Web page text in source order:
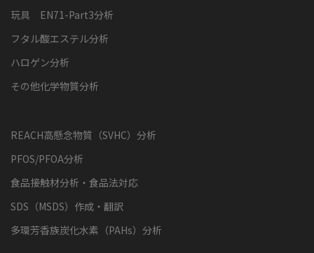
玩具 EN71-Part3分析
フタル酸エステル分析
ハロゲン分析
その他化学物質分析
REACH高懸念物質（SVHC）分析
PFOS/PFOA分析
食品接触材分析・食品法対応
SDS（MSDS）作成・翻訳
多環芳香族炭化水素（PAHs）分析